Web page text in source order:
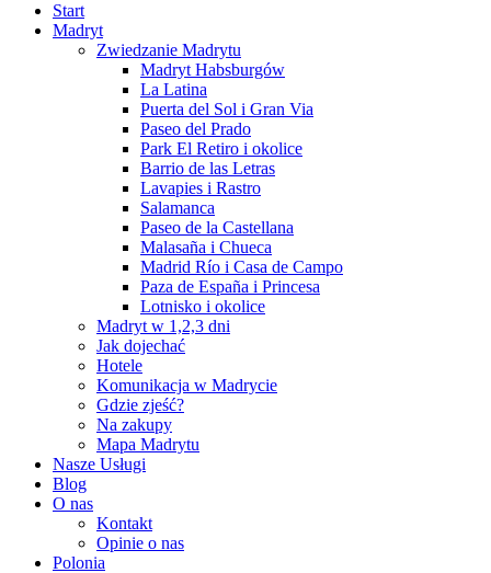
Start
Madryt
Zwiedzanie Madrytu
Madryt Habsburgów
La Latina
Puerta del Sol i Gran Via
Paseo del Prado
Park El Retiro i okolice
Barrio de las Letras
Lavapies i Rastro
Salamanca
Paseo de la Castellana
Malasaña i Chueca
Madrid Río i Casa de Campo
Paza de España i Princesa
Lotnisko i okolice
Madryt w 1,2,3 dni
Jak dojechać
Hotele
Komunikacja w Madrycie
Gdzie zjeść?
Na zakupy
Mapa Madrytu
Nasze Usługi
Blog
O nas
Kontakt
Opinie o nas
Polonia